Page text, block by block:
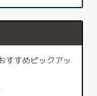
すすめピックアッ